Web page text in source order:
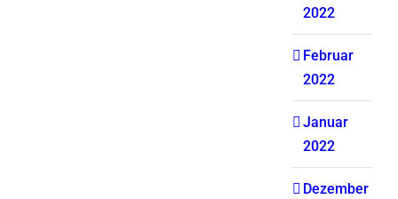
2022
Februar
2022
Januar
2022
Dezember